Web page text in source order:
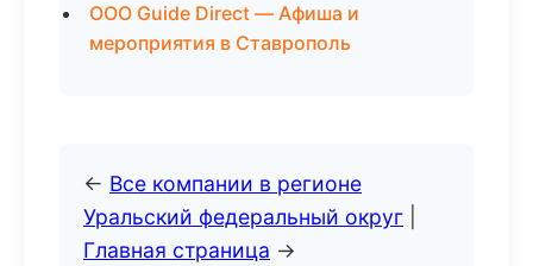
ООО Guide Direct — Афиша и
мероприятия в Ставрополь
← Все компании в регионе
Уральский федеральный округ
Главная страница →